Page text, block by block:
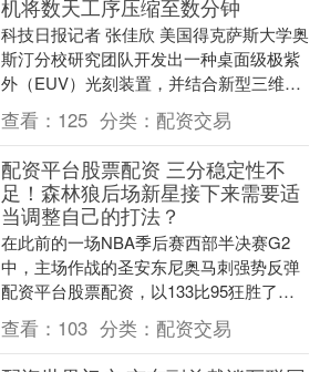
机将数天工序压缩至数分钟
科技日报记者 张佳欣 美国得克萨斯大学奥
斯汀分校研究团队开发出一种桌面级极紫
外（EUV）光刻装置，并结合新型三维纳
米打印技术，将原本需要数天完成的加工
过程压缩至....
查看： 125 分类： 配资交易
配资平台股票配资 三分稳定性不
足！森林狼后场新星接下来需要适
当调整自己的打法？
在此前的一场NBA季后赛西部半决赛G2
中，主场作战的圣安东尼奥马刺强势反弹
配资平台股票配资，以133比95狂胜了明
尼苏达森林狼多达38分。本场比赛后，马
刺将系列....
查看： 103 分类： 配资交易